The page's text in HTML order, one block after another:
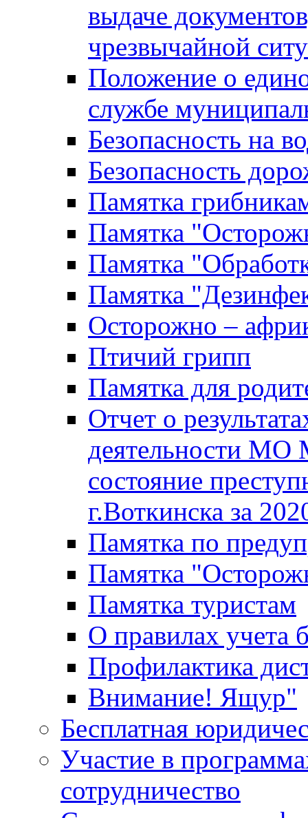
выдаче
чрезвычайной
Положение о
службе
Безопасность на
Безопасность
Памятка
Памятка
Памятка
Памятка
Осторожно –
Птичий грипп
Памятка для
Отчет о
деятельности МО
состояние
г.Воткинска за
Памятка по
Памятка
Памятка туристам
О правилах учета
Профилактика
Внимание! Ящур"
Бесплатная
Участие в
сотрудничество